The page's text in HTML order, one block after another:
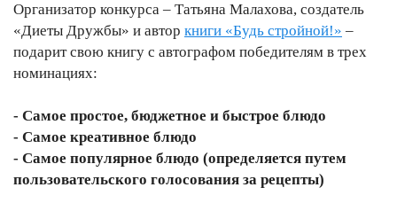
Организатор конкурса – Татьяна Малахова, создатель
«Диеты Дружбы» и автор книги «Будь стройной!» –
подарит свою книгу с автографом победителям в трех
номинациях:
- Самое простое, бюджетное и быстрое блюдо
- Самое креативное блюдо
- Самое популярное блюдо (определяется путем
пользовательского голосования за рецепты)